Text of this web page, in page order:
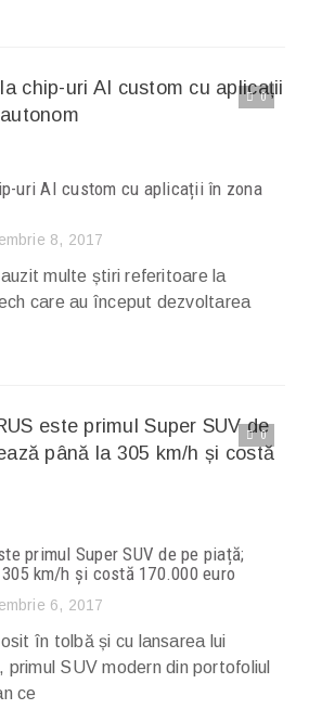
0
Citește articolul complet
uri AI custom cu aplicații în zona
8, 2017
auzit multe știri referitoare la
care au început dezvoltarea
0
articolul complet
primul Super SUV de pe piață;
km/h și costă 170.000 euro
6, 2017
în tolbă și cu lansarea lui
primul SUV modern din portofoliul
ce